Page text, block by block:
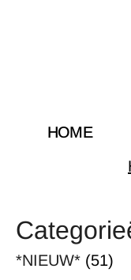
HOME
*NIEUW* (51)